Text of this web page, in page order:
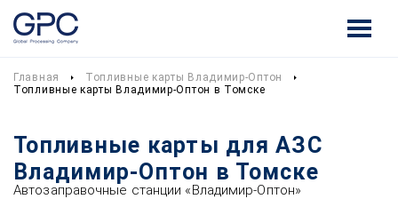
Главная
Топливные карты Владимир-Оптон
Топливные карты Владимир-Оптон в Томске
Топливные карты для АЗС
Владимир-Оптон в Томске
Автозаправочные станции «Владимир-Оптон»